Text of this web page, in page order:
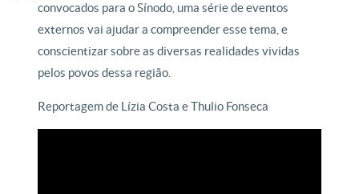
convocados para o Sínodo, uma série de eventos
externos vai ajudar a compreender esse tema, e
conscientizar sobre as diversas realidades vividas
pelos povos dessa região.
Reportagem de Lízia Costa e Thulio Fonseca